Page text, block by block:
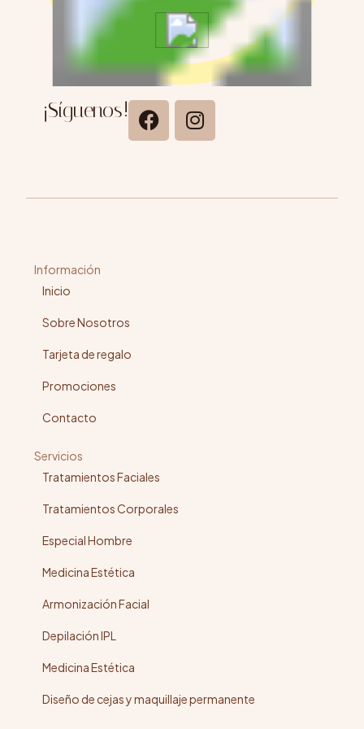
¡Síguenos!
Información
Inicio
Sobre Nosotros
Tarjeta de regalo
Promociones
Contacto
Servicios
Tratamientos Faciales
Tratamientos Corporales
Especial Hombre
Medicina Estética
Armonización Facial
Depilación IPL
Medicina Estética
Diseño de cejas y maquillaje permanente